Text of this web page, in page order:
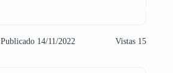
Publicado 14/11/2022 Vistas 15